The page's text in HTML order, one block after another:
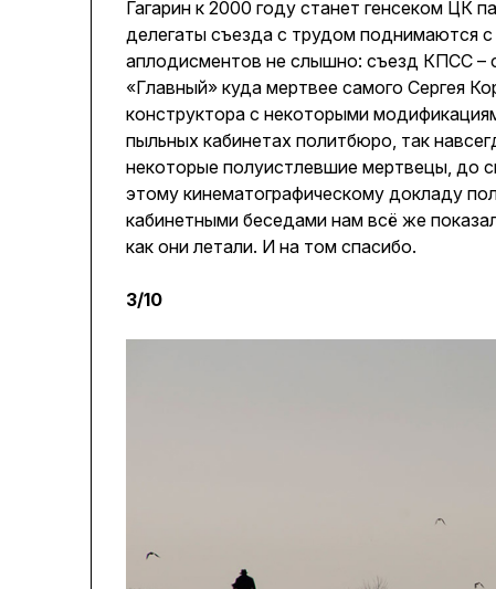
Гагарин к 2000 году станет генсеком ЦК
делегаты съезда с трудом поднимаются
аплодисментов не слышно: съезд КПСС –
«Главный» куда мертвее самого Сергея
конструктора с некоторыми
пыльных кабинетах политбюро, так
некоторые полуистлевшие мертвецы, до
этому кинематографическому докладу
кабинетными беседами нам всё же
как они летали. И на том спасибо.
3/10